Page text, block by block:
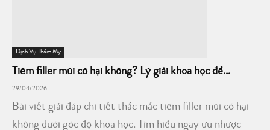
Dịch Vụ Thẩm Mỹ
Tiêm filler mũi có hại không? Lý giải khoa học để...
29/04/2026
Bài viết giải đáp chi tiết thắc mắc tiêm filler mũi có hại
không dưới góc độ khoa học. Tìm hiểu ngay ưu nhược